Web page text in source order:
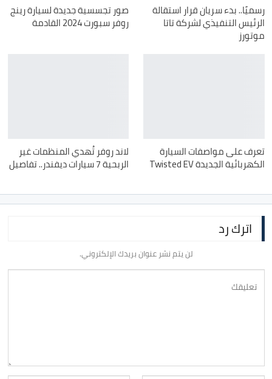
رسميًا.. بدء سريان قرار استقالة
الرئيس التنفيذي لشركة تاتا
موتورز
صور تجسسية جديدة لسيارة رينج
روفر سبورت 2024 القادمة
تعرف على مواصفات السيارة
الكهربائية الجديدة Twisted EV
لاند روفر تُهدي المنظمات غير
الربحية 7 سيارات ديفندر.. تفاصيل
اترك رد
لن يتم نشر عنوان بريدك الإلكتروني.